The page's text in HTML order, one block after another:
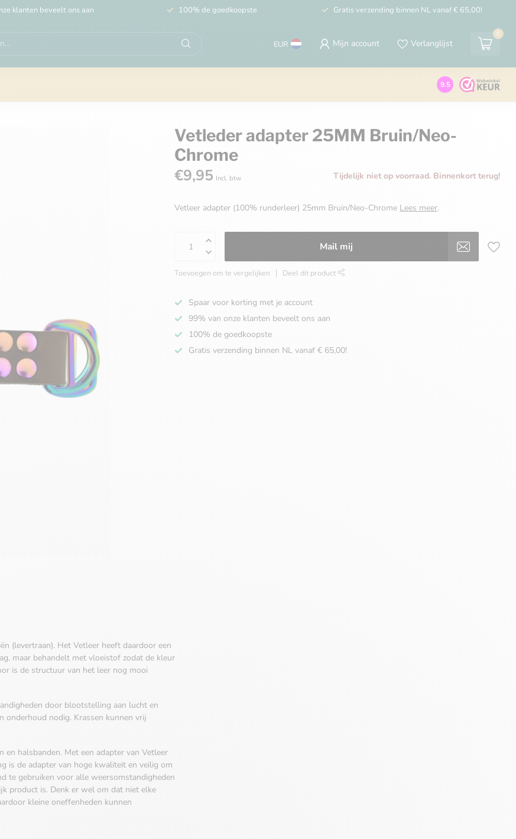
klanten beveelt ons aan 100% de goedkoopste Gratis verzending binnen NL vanaf € 65,00!
EUR Mijn account Verlanglijst
0
9.5
Vetleder adapter 25MM Bruin/Neo-
Chrome
€9,95 Incl. btw Tijdelijk niet op voorraad. Binnenkort terug!
Vetleer adapter (100% runderleer) 25mm Bruin/Neo-Chrome Lees meer.
Mail mij
Toevoegen om te vergelijken Deel dit product
Spaar voor korting met je account
99% van onze klanten beveelt ons aan
100% de goedkoopste
Gratis verzending binnen NL vanaf € 65,00!
(levertraan). Het Vetleer heeft daardoor een
maar behandelt met vloeistof zodat de kleur
is de structuur van het leer nog mooi
door blootstelling aan lucht en
nodig. Krassen kunnen vrij
halsbanden. Met een adapter van Vetleer
is de adapter van hoge kwaliteit en veilig om
te gebruiken voor alle weersomstandigheden
product is. Denk er wel om dat niet elke
kleine oneffenheden kunnen